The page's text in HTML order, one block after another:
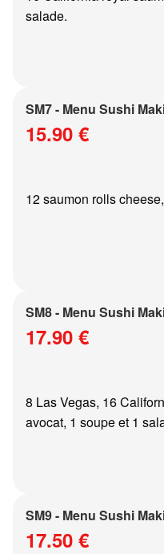
salade.
SM7 - Menu Sushi
15.90 €
12 saumon rolls
SM8 - Menu Sushi
17.90 €
8 Las Vegas, 16
avocat, 1 soupe et 1
SM9 - Menu Sushi
17.50 €